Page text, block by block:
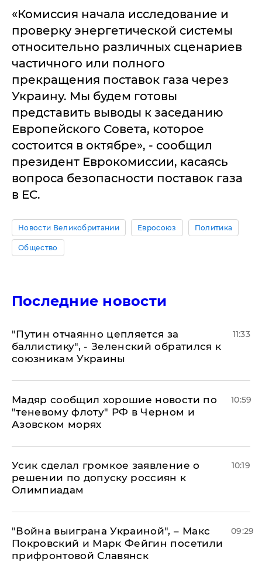
«Комиссия начала исследование и
проверку энергетической системы
относительно различных сценариев
частичного или полного
прекращения поставок газа через
Украину. Мы будем готовы
представить выводы к заседанию
Европейского Совета, которое
состоится в октябре», - сообщил
президент Еврокомиссии, касаясь
вопроса безопасности поставок газа
в ЕС.
Новости Великобритании Евросоюз Политика
Общество
Последние новости
"Путин отчаянно цепляется за
баллистику", - Зеленский обратился к
союзникам Украины
11:33
Мадяр сообщил хорошие новости по
"теневому флоту" РФ в Черном и
Азовском морях
10:59
Усик сделал громкое заявление о
решении по допуску россиян к
Олимпиадам
10:19
"Война выиграна Украиной", – Макс
Покровский и Марк Фейгин посетили
прифронтовой Славянск
09:29